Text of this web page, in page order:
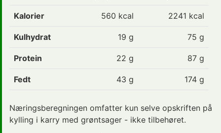
Kalorier 560 kcal 2241 kcal
Kulhydrat 19 g 75 g
Protein 22 g 87 g
Fedt 43 g 174 g
Næringsberegningen omfatter kun selve opskriften på
kylling i karry med grøntsager - ikke tilbehøret.